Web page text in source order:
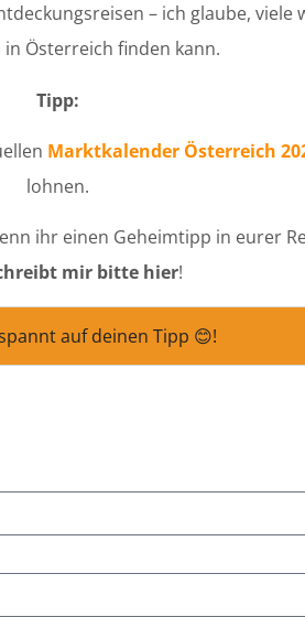
– ich glaube,
Österreich finden kann.
Tipp:
Marktkalender Österreich
lohnen.
ihr einen Geheimtipp in eurer
mir bitte hier!
auf deinen Tipp 😊!